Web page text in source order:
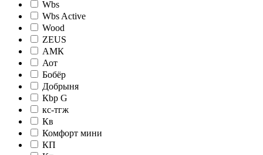
Wbs
Wbs Active
Wood
ZEUS
АМК
Аот
Бобёр
Добрыня
Кbр G
кc-тгж
Кв
Комфорт мини
КП